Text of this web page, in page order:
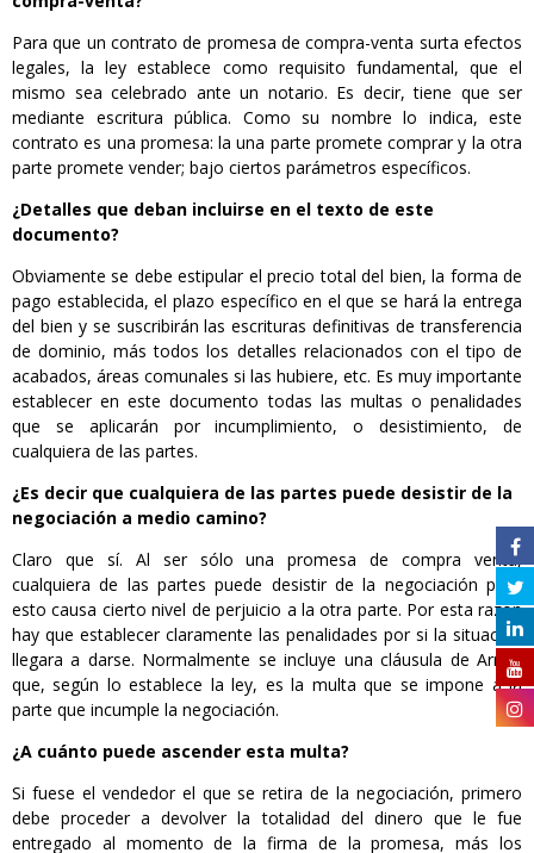
Para que un contrato de promesa de compra-venta surta efectos
legales, la ley establece como requisito fundamental, que el
mismo sea celebrado ante un notario. Es decir, tiene que ser
mediante escritura pública. Como su nombre lo indica, este
contrato es una promesa: la una parte promete comprar y la otra
parte promete vender; bajo ciertos parámetros específicos.
¿Detalles que deban incluirse en el texto de este
documento?
Obviamente se debe estipular el precio total del bien, la forma de
pago establecida, el plazo específico en el que se hará la entrega
del bien y se suscribirán las escrituras definitivas de transferencia
de dominio, más todos los detalles relacionados con el tipo de
acabados, áreas comunales si las hubiere, etc. Es muy importante
establecer en este documento todas las multas o penalidades
que se aplicarán por incumplimiento, o desistimiento, de
cualquiera de las partes.
¿Es decir que cualquiera de las partes puede desistir de la
negociación a medio camino?
Claro que sí. Al ser sólo una promesa de compra venta,
cualquiera de las partes puede desistir de la negociación pero
esto causa cierto nivel de perjuicio a la otra parte. Por esta razón
hay que establecer claramente las penalidades por si la situación
llegara a darse. Normalmente se incluye una cláusula de Arras,
que, según lo establece la ley, es la multa que se impone a la
parte que incumple la negociación.
¿A cuánto puede ascender esta multa?
Si fuese el vendedor el que se retira de la negociación, primero
debe proceder a devolver la totalidad del dinero que le fue
entregado al momento de la firma de la promesa, más los